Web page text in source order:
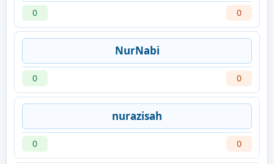
0 0
NurNabi
0 0
nurazisah
0 0